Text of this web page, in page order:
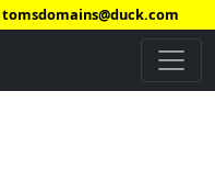
tomsdomains@duck.com